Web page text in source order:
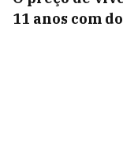
11 anos com